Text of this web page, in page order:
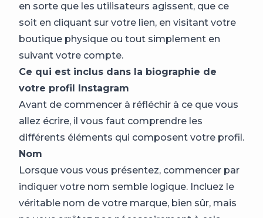
en sorte que les utilisateurs agissent, que ce
soit en cliquant sur votre lien, en visitant votre
boutique physique ou tout simplement en
suivant votre compte.
Ce qui est inclus dans la biographie de
votre profil Instagram
Avant de commencer à réfléchir à ce que vous
allez écrire, il vous faut comprendre les
différents éléments qui composent votre profil.
Nom
Lorsque vous vous présentez, commencer par
indiquer votre nom semble logique. Incluez le
véritable nom de votre marque, bien sûr, mais